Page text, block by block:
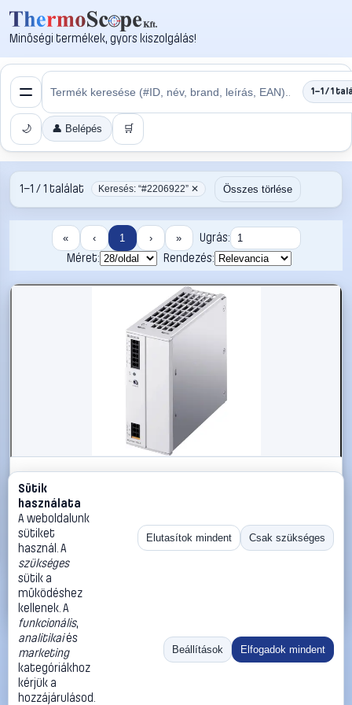
Minőségi termékek, gyors kiszolgálás!
1–1 / 1
🌙 👤 Belépés 🛒
1–1 / 1 találat Keresés: “#2206922” ✕ Összes törlése
« ‹ 1 › »
Ugrás:
Méret:
Rendezés:
BLOCK PC-0224-100-2 Kalapsínes tápegység 24 V/DC 10 A
240 W Kimenetek száma:1 x Tartalom, tartalmi
egységek rendelésenként 1 db
BLOCK Kalapsínre szerelhető tápegységek
96 990 Ft
Kosárba
«
Ugrás:
Méret:
Rendezés:
©2026
ÁSZF
Sütik
használata
A weboldalunk
sütiket
használ. A
szükséges
sütik a
működéshez
kellenek. A
funkcionális,
analitikaiés
marketing
kategóriákhoz
kérjük a
hozzájárulásod.
Elutasítok mindent Csak szükséges
Beállítások Elfogadok mindent